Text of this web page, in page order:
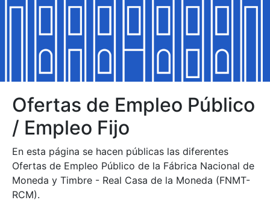
Mostrar/Ocultar
Mostrar/Ocultar
Mostrar/Ocultar
Mostrar/Ocultar
Mostrar/Ocultar
Ofertas de Empleo Público
/ Empleo Fijo
En esta página se hacen públicas las diferentes
Ofertas de Empleo Público de la Fábrica Nacional de
Moneda y Timbre - Real Casa de la Moneda (FNMT-
RCM).